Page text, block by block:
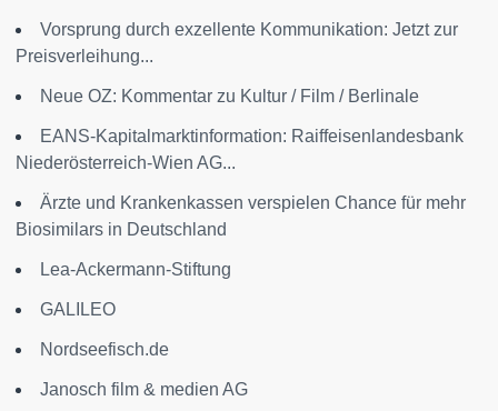
Vorsprung durch exzellente Kommunikation: Jetzt zur
Preisverleihung...
Neue OZ: Kommentar zu Kultur / Film / Berlinale
EANS-Kapitalmarktinformation: Raiffeisenlandesbank
Niederösterreich-Wien AG...
Ärzte und Krankenkassen verspielen Chance für mehr
Biosimilars in Deutschland
Lea-Ackermann-Stiftung
GALILEO
Nordseefisch.de
Janosch film & medien AG